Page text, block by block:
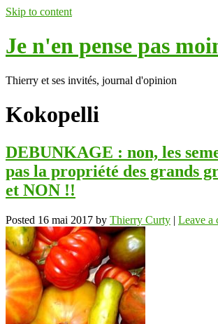
Skip to content
Je n'en pense pas
Thierry et ses invités, journal d'opinion
Kokopelli
DEBUNKAGE : non, les
pas la propriété des grands
et NON !!
Posted 16 mai 2017 by Thierry Curty | Leave a